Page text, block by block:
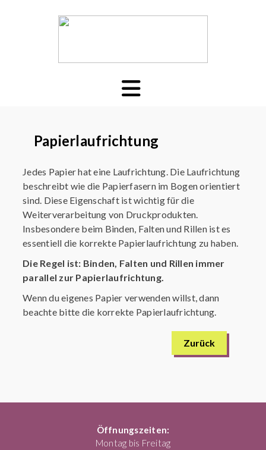
Papierlaufrichtung
Jedes Papier hat eine Laufrichtung.Die Laufrichtung
beschreibt wie die Papierfasern im Bogen orientiert
sind. Diese Eigenschaft ist wichtig für die
Weiterverarbeitung von Druckprodukten.
Insbesondere beim Binden, Falten und Rillen ist es
essentiell die korrekte Papierlaufrichtung zu haben.
Die Regel ist: Binden, Falten und Rillen immer
parallel zur Papierlaufrichtung.
Wenn du eigenes Papier verwenden willst, dann
beachte bitte die korrekte Papierlaufrichtung.
Zurück
Öffnungszeiten:
Montag bis Freitag